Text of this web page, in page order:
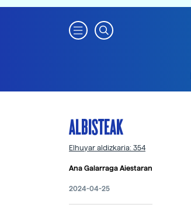
ALBISTEAK
Elhuyar aldizkaria: 354
Ana Galarraga Aiestaran
2024-04-25